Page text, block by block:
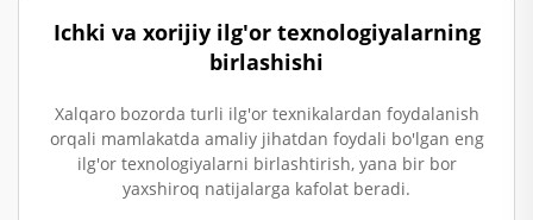
Ichki va xorijiy ilg'or texnologiyalarning
birlashishi
Xalqaro bozorda turli ilg'or texnikalardan foydalanish
orqali mamlakatda amaliy jihatdan foydali bo'lgan eng
ilg'or texnologiyalarni birlashtirish, yana bir bor
yaxshiroq natijalarga kafolat beradi.